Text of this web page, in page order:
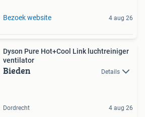
Bezoek website 4 aug 26
Dyson Pure Hot+Cool Link luchtreiniger
ventilator
Bieden Details
Dordrecht 4 aug 26